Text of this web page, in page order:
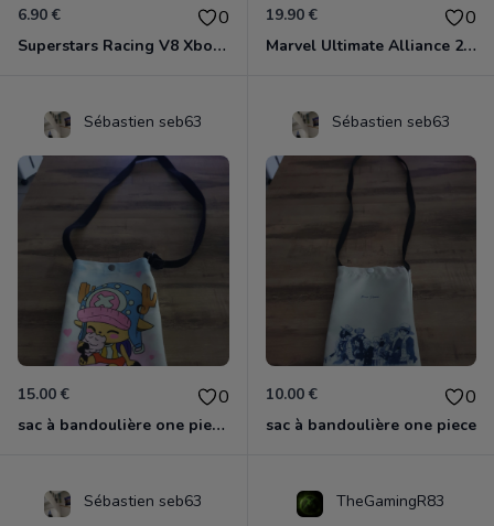
6.90 € 0
Superstars Racing V8 Xbox 360
19.90 € 0
Marvel Ultimate Alliance 2 Xbox 360
Sébastien seb63
15.00 € 0
sac à bandoulière one piece chopper
Sébastien seb63
10.00 € 0
sac à bandoulière one piece
Sébastien seb63 TheGamingR83